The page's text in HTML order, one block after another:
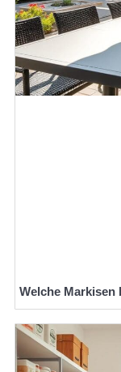
Welche Markisen